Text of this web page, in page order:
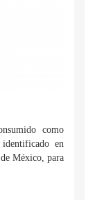
como
en
México, para